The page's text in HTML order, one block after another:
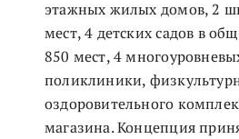
этажных жилых домов, 2
мест, 4 детских садов в
850 мест, 4
поликлиники,
оздоровительного
магазина. Концепция